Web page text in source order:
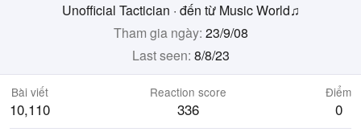
Unofficial Tactician · đến từ Music World♫
Tham gia ngày 23/9/08
Last seen 8/8/23
Bài viết
10,110
Reaction score
336
Điểm
0